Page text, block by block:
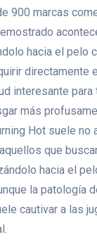
900 marcas
hacia el pelo
directamente
interesante
más
Hot suele no
que
hacia el
la patologí­a
cautivar a las